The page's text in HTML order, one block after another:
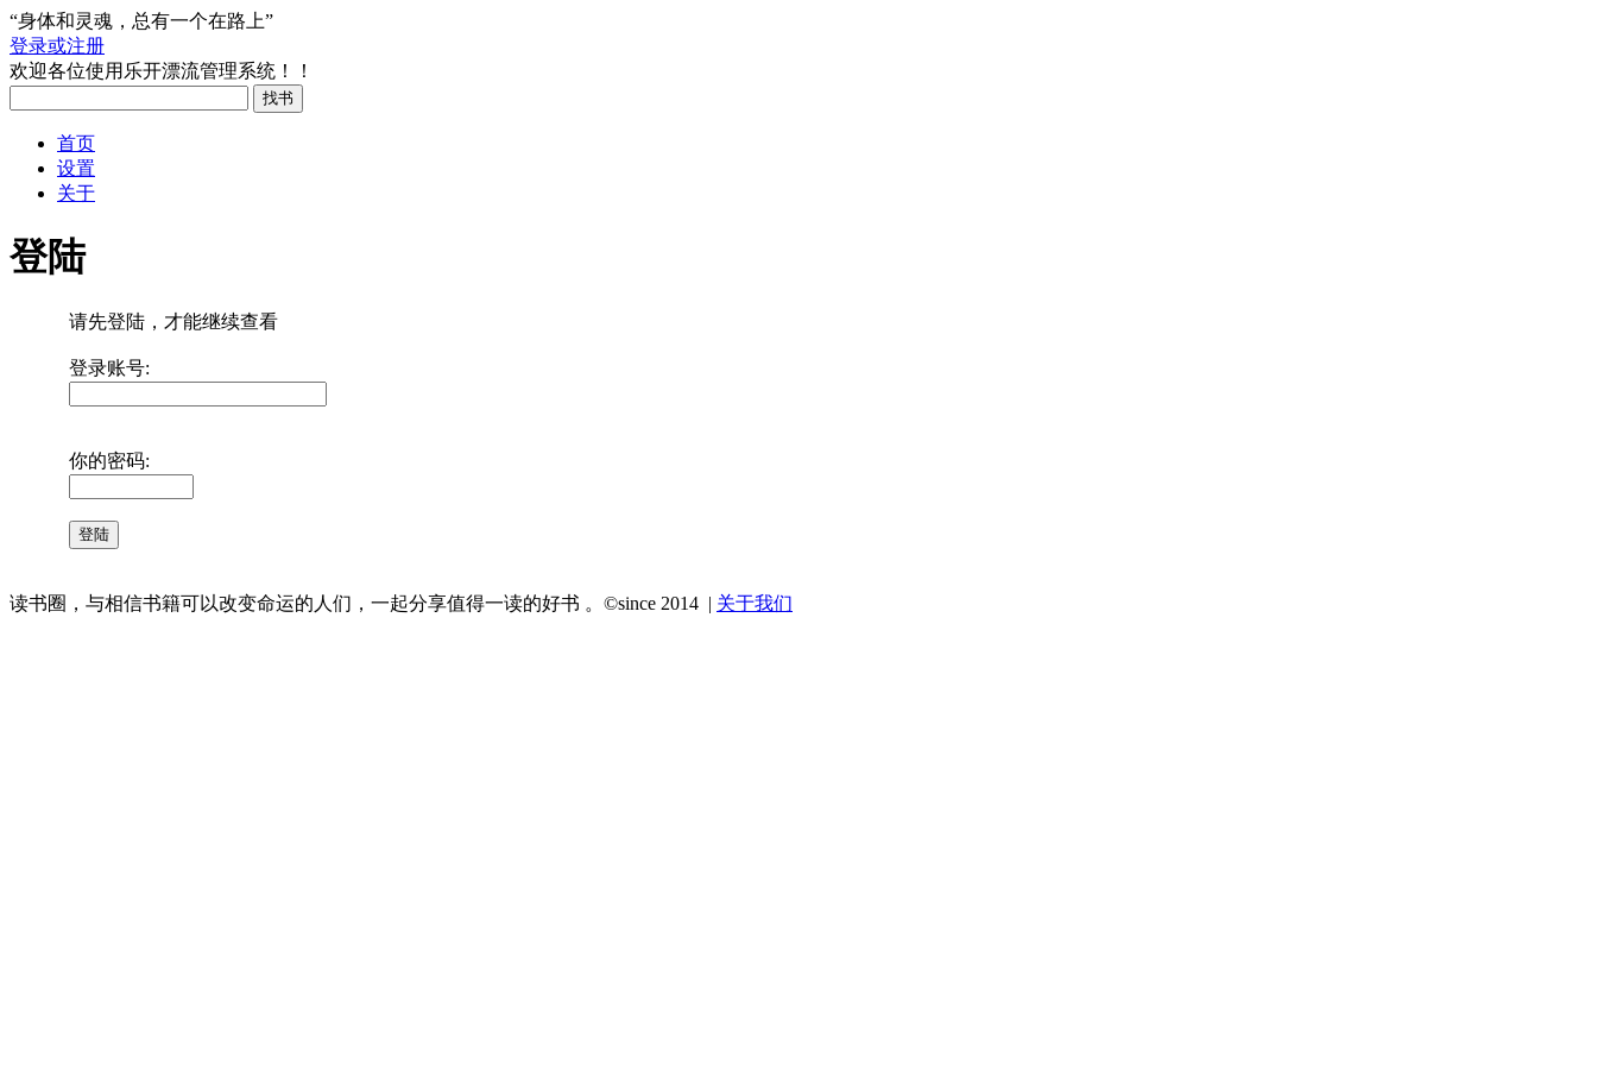
“身体和灵魂，总有一个在路上”
登录或注册
欢迎各位使用乐开漂流管理系统！！
首页
设置
关于
登陆
请先登陆，才能继续查看
登录账号:
你的密码:
读书圈，与相信书籍可以改变命运的人们，一起分享值得一读的好书 。©since 2014 | 关于我们